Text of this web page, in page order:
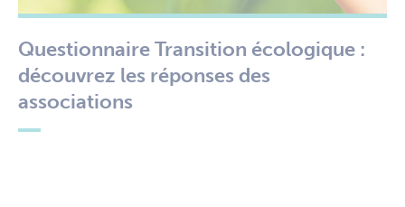
Questionnaire Transition écologique :
découvrez les réponses des
associations